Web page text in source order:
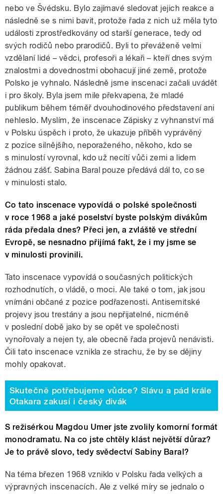
nebo ve Švédsku. Bylo zajímavé sledovat jejich reakce a
následně se s nimi bavit, protože řada z nich už měla tyto
události zprostředkovány od starší generace, tedy od
svých rodičů nebo prarodičů. Byli to převáženě velmi
vzdělaní lidé – vědci, profesoři a lékaři – kteří dnes svým
znalostmi a dovednostmi obohacují jiné země, protože
Polsko je vyhnalo. Následně jsme inscenaci začali uvádět
i pro školy. Byla jsem mile překvapena, že mladé
publikum během téměř dvouhodinového představení ani
nehleslo. Myslím, že inscenace Zápisky z vyhnanství má
v Polsku úspěch i proto, že ukazuje příběh vyprávěný
z pozice silnějšího, neporaženého, někoho, kdo se
s minulostí vyrovnal, kdo už necítí vůči zemi a lidem
žádnou zášť. Sabina Baral pouze předává dál to, co se
v minulosti stalo.
Co tato inscenace vypovídá o polské společnosti
v roce 1968 a jaké poselství byste polským divákům
ráda předala dnes? Přeci jen, a zvláště ve střední
Evropě, se nesnadno přijímá fakt, že i my jsme se
v minulosti provinili.
Tato inscenace vypovídá o současných politických
rozhodnutích, o vládě, o moci. Ale také o tom, jak jsou
vnímáni občané z pozice podřazenosti. Antisemitské
projevy jsou trestány a jsou nepřijatelné, nicméně
v poslední době jako by se opět ve společnosti
vynořovaly a nejen ty, ale obecně řada projevů nenávisti.
Čili tato inscenace vznikla ze strachu, že by se dějiny
mohly opakovat.
Skutečně potřebujeme vůdce? Slávu a pád krále
Otakara zakusí i český divák
S režisérkou Magdou Umer jste zvolily komorní formát
monodramatu. Na co jste chtěly klást největší důraz?
Je to právě slovo, tedy svědectví Sabiny Baral?
Na téma březen 1968 vzniklo v Polsku řada velkých a
výpravných inscenacích. Ale z velké míry se jednalo o